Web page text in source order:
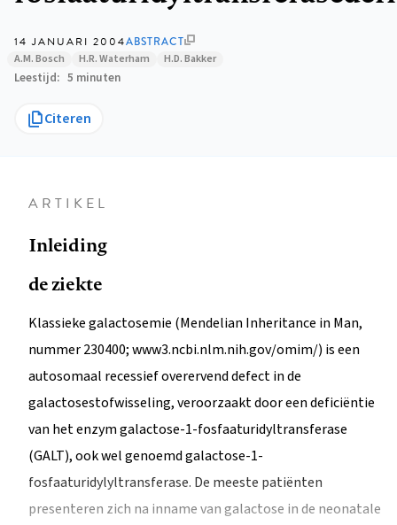
14 JANUARI 2004ABSTRACT
A.M. Bosch H.R. Waterham H.D. Bakker
Leestijd 5 minuten
Citeren
ARTIKEL
Inleiding
de ziekte
Klassieke galactosemie (Mendelian Inheritance in Man,
nummer 230400; www3.ncbi.nlm.nih.gov/omim/) is een
autosomaal recessief overervend defect in de
galactosestofwisseling, veroorzaakt door een deficiëntie
van het enzym galactose-1-fosfaaturidyltransferase
(GALT), ook wel genoemd galactose-1-
fosfaaturidylyltransferase. De meeste patiënten
presenteren zich na inname van galactose in de neonatale